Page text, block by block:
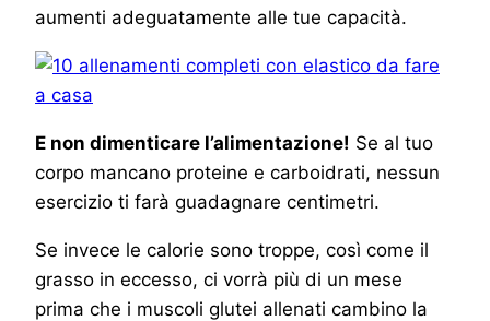
aumenti adeguatamente alle tue capacità.
E non dimenticare l’alimentazione! Se al tuo
corpo mancano proteine e carboidrati, nessun
esercizio ti farà guadagnare centimetri.
Se invece le calorie sono troppe, così come il
grasso in eccesso, ci vorrà più di un mese
prima che i muscoli glutei allenati cambino la